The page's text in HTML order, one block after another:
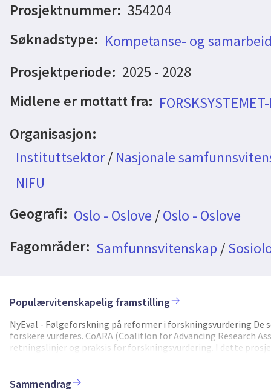
Prosjektnummer: 354204
Søknadstype: Kompetanse- og
Prosjektperiode: 2025 - 2028
Midlene er mottatt fra:
Organisasjon:
Instituttsektor/ Nasjonale
NIFU
Geografi: Oslo - Oslove /Oslo - Oslove
Fagområder: Samfunnsvitenskap /
Populærvitenskapelig framstilling
NyEval - Følgeforskning på reformer i forskningsvurdering
forskere vurderes. CoARA (Coalition for Advancing Research
retningslinjer og praksis for forskningsvurdering. I dette
indikatorer brukes uansvarlig og fører til uønskede incentiver.
Sammendrag